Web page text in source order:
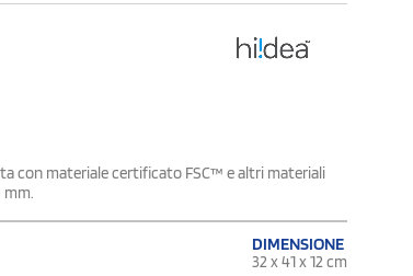
con materiale certificato FSC™ e altri materiali
DIMENSIONE
32 x 41 x 12 cm